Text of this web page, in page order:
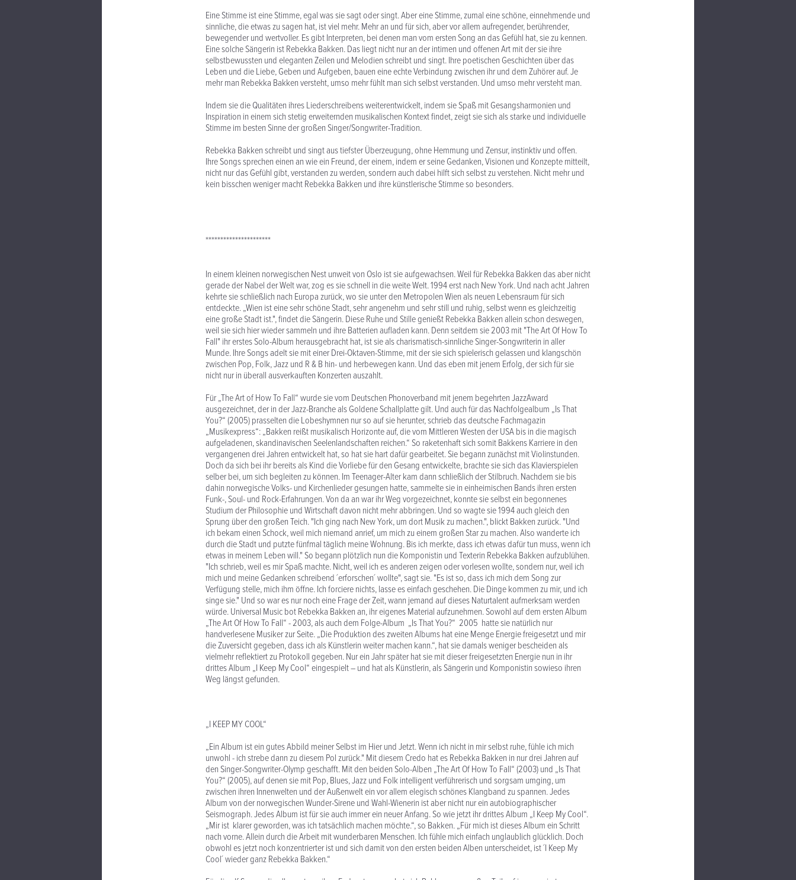
Eine Stimme ist eine Stimme, egal was sie sagt oder singt. Aber eine Stimme, zumal eine schöne, einnehmende und
sinnliche, die etwas zu sagen hat, ist viel mehr. Mehr an und für sich, aber vor allem aufregender, berührender,
bewegender und wertvoller. Es gibt Interpreten, bei denen man vom ersten Song an das Gefühl hat, sie zu kennen.
Eine solche Sängerin ist Rebekka Bakken. Das liegt nicht nur an der intimen und offenen Art mit der sie ihre
selbstbewussten und eleganten Zeilen und Melodien schreibt und singt. Ihre poetischen Geschichten über das
Leben und die Liebe, Geben und Aufgeben, bauen eine echte Verbindung zwischen ihr und dem Zuhörer auf. Je
mehr man Rebekka Bakken versteht, umso mehr fühlt man sich selbst verstanden. Und umso mehr versteht man.
Indem sie die Qualitäten ihres Liederschreibens weiterentwickelt, indem sie Spaß mit Gesangsharmonien und
Inspiration in einem sich stetig erweiternden musikalischen Kontext findet, zeigt sie sich als starke und individuelle
Stimme im besten Sinne der großen Singer/Songwriter-Tradition.
Rebekka Bakken schreibt und singt aus tiefster Überzeugung, ohne Hemmung und Zensur, instinktiv und offen.
Ihre Songs sprechen einen an wie ein Freund, der einem, indem er seine Gedanken, Visionen und Konzepte mitteilt,
nicht nur das Gefühl gibt, verstanden zu werden, sondern auch dabei hilft sich selbst zu verstehen. Nicht mehr und
kein bisschen weniger macht Rebekka Bakken und ihre künstlerische Stimme so besonders.
**********************
In einem kleinen norwegischen Nest unweit von Oslo ist sie aufgewachsen. Weil für Rebekka Bakken das aber nicht
gerade der Nabel der Welt war, zog es sie schnell in die weite Welt. 1994 erst nach New York. Und nach acht Jahren
kehrte sie schließlich nach Europa zurück, wo sie unter den Metropolen Wien als neuen Lebensraum für sich
entdeckte. „Wien ist eine sehr schöne Stadt, sehr angenehm und sehr still und ruhig, selbst wenn es gleichzeitig
eine große Stadt ist.", findet die Sängerin. Diese Ruhe und Stille genießt Rebekka Bakken allein schon deswegen,
weil sie sich hier wieder sammeln und ihre Batterien aufladen kann. Denn seitdem sie 2003 mit "The Art Of How To
Fall" ihr erstes Solo-Album herausgebracht hat, ist sie als charismatisch-sinnliche Singer-Songwriterin in aller
Munde. Ihre Songs adelt sie mit einer Drei-Oktaven-Stimme, mit der sie sich spielerisch gelassen und klangschön
zwischen Pop, Folk, Jazz und R & B hin- und herbewegen kann. Und das eben mit jenem Erfolg, der sich für sie
nicht nur in überall ausverkauften Konzerten auszahlt.
Für „The Art of How To Fall“ wurde sie vom Deutschen Phonoverband mit jenem begehrten JazzAward
ausgezeichnet, der in der Jazz-Branche als Goldene Schallplatte gilt. Und auch für das Nachfolgealbum „Is That
You?“ (2005) prasselten die Lobeshymnen nur so auf sie herunter, schrieb das deutsche Fachmagazin
„Musikexpress“: „Bakken reißt musikalisch Horizonte auf, die vom Mittleren Westen der USA bis in die magisch
aufgeladenen, skandinavischen Seelenlandschaften reichen.“ So raketenhaft sich somit Bakkens Karriere in den
vergangenen drei Jahren entwickelt hat, so hat sie hart dafür gearbeitet. Sie begann zunächst mit Violinstunden.
Doch da sich bei ihr bereits als Kind die Vorliebe für den Gesang entwickelte, brachte sie sich das Klavierspielen
selber bei, um sich begleiten zu können. Im Teenager-Alter kam dann schließlich der Stilbruch. Nachdem sie bis
dahin norwegische Volks- und Kirchenlieder gesungen hatte, sammelte sie in einheimischen Bands ihren ersten
Funk-, Soul- und Rock-Erfahrungen. Von da an war ihr Weg vorgezeichnet, konnte sie selbst ein begonnenes
Studium der Philosophie und Wirtschaft davon nicht mehr abbringen. Und so wagte sie 1994 auch gleich den
Sprung über den großen Teich. "Ich ging nach New York, um dort Musik zu machen.", blickt Bakken zurück. "Und
ich bekam einen Schock, weil mich niemand anrief, um mich zu einem großen Star zu machen. Also wanderte ich
durch die Stadt und putzte fünfmal täglich meine Wohnung. Bis ich merkte, dass ich etwas dafür tun muss, wenn ich
etwas in meinem Leben will." So begann plötzlich nun die Komponistin und Texterin Rebekka Bakken aufzublühen.
"Ich schrieb, weil es mir Spaß machte. Nicht, weil ich es anderen zeigen oder vorlesen wollte, sondern nur, weil ich
mich und meine Gedanken schreibend ´erforschen´ wollte", sagt sie. "Es ist so, dass ich mich dem Song zur
Verfügung stelle, mich ihm öffne. Ich forciere nichts, lasse es einfach geschehen. Die Dinge kommen zu mir, und ich
singe sie." Und so war es nur noch eine Frage der Zeit, wann jemand auf dieses Naturtalent aufmerksam werden
würde. Universal Music bot Rebekka Bakken an, ihr eigenes Material aufzunehmen. Sowohl auf dem ersten Album
„The Art Of How To Fall“ - 2003, als auch dem Folge-Album „Is That You?“ 2005 hatte sie natürlich nur
handverlesene Musiker zur Seite. „Die Produktion des zweiten Albums hat eine Menge Energie freigesetzt und mir
die Zuversicht gegeben, dass ich als Künstlerin weiter machen kann.“, hat sie damals weniger bescheiden als
vielmehr reflektiert zu Protokoll gegeben. Nur ein Jahr später hat sie mit dieser freigesetzten Energie nun in ihr
drittes Album „I Keep My Cool“ eingespielt – und hat als Künstlerin, als Sängerin und Komponistin sowieso ihren
Weg längst gefunden.
„I KEEP MY COOL“
„Ein Album ist ein gutes Abbild meiner Selbst im Hier und Jetzt. Wenn ich nicht in mir selbst ruhe, fühle ich mich
unwohl - ich strebe dann zu diesem Pol zurück." Mit diesem Credo hat es Rebekka Bakken in nur drei Jahren auf
den Singer-Songwriter-Olymp geschafft. Mit den beiden Solo-Alben „The Art Of How To Fall“ (2003) und „Is That
You?“ (2005), auf denen sie mit Pop, Blues, Jazz und Folk intelligent verführerisch und sorgsam umging, um
zwischen ihren Innenwelten und der Außenwelt ein vor allem elegisch schönes Klangband zu spannen. Jedes
Album von der norwegischen Wunder-Sirene und Wahl-Wienerin ist aber nicht nur ein autobiographischer
Seismograph. Jedes Album ist für sie auch immer ein neuer Anfang. So wie jetzt ihr drittes Album „I Keep My Cool“.
„Mir ist klarer geworden, was ich tatsächlich machen möchte.“, so Bakken. „Für mich ist dieses Album ein Schritt
nach vorne. Allein durch die Arbeit mit wunderbaren Menschen. Ich fühle mich einfach unglaublich glücklich. Doch
obwohl es jetzt noch konzentrierter ist und sich damit von den ersten beiden Alben unterscheidet, ist ´I Keep My
Cool´ wieder ganz Rebekka Bakken.“